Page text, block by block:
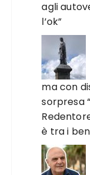
agli
l’ok”
ma con
sorpresa
è tra i